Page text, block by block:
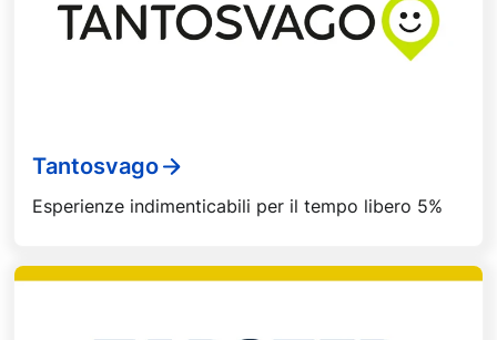
Tantosvago
Esperienze indimenticabili per il tempo libero 5%